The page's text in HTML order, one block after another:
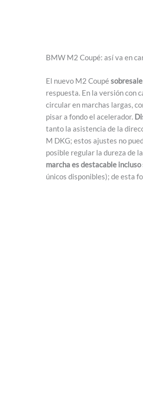
BMW M2 Coupé: así va en
El nuevo M2 Coupé
respuesta. En la versión con
circular en marchas largas,
pisar a fondo el acelerador.
tanto la asistencia de la
M DKG; estos ajustes no
posible regular la dureza de
marcha es destacable
únicos disponibles); de esta